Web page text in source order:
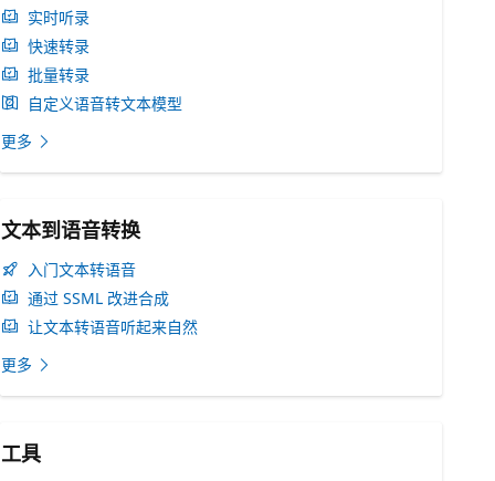
实时听录
快速转录
批量转录
自定义语音转文本模型
更多
文本到语音转换
入门文本转语音
通过 SSML 改进合成
让文本转语音听起来自然
更多
工具